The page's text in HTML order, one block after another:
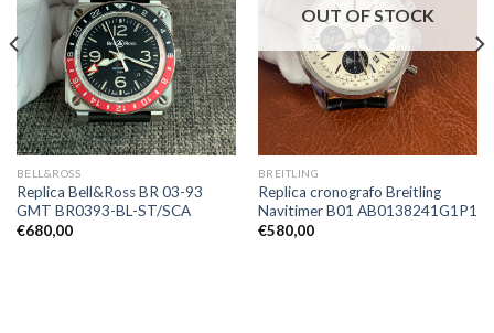
BELL&ROSS
Replica Bell&Ross BR 03-93
GMT BR0393-BL-ST/SCA
€680,00
OUT OF STOCK
BREITLING
Replica cronografo Breitling
Navitimer B01 AB0138241G1P1
€580,00